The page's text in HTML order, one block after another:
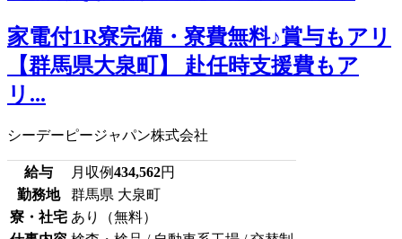
家電付1R寮完備・寮費無料♪賞与もアリ
【群馬県大泉町】 赴任時支援費もア
リ...
シーデーピージャパン株式会社
給与 月収例434,562円
勤務地
群馬県 大泉町
寮・社宅 あり（無料）